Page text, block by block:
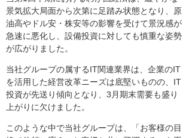
景気拡大局面から次第に足踏み状態となり、原
油高やドル安・株安等の影響を受けて景況感が
急速に悪化し、設備投資に対しても慎重な姿勢
が広がりました。
当社グループの属するIT関連業界は、企業のIT
を活用した経営改革ニーズは底堅いものの、IT
投資が先送り傾向となり、3月期末需要も盛り
上がりに欠けました。
このような中で当社グループは、「お客様の目